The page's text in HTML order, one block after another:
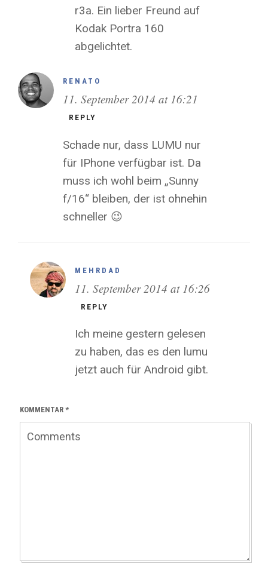
r3a. Ein lieber Freund auf
Kodak Portra 160
abgelichtet.
RENATO
11. September 2014 at 16:21
REPLY
Schade nur, dass LUMU nur
für IPhone verfügbar ist. Da
muss ich wohl beim „Sunny
f/16“ bleiben, der ist ohnehin
schneller 😉
MEHRDAD
11. September 2014 at 16:26
REPLY
Ich meine gestern gelesen
zu haben, das es den lumu
jetzt auch für Android gibt.
KOMMENTAR *